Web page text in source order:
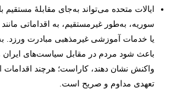
ایالات متحده می‌تواند به‌جای مقابلۀ مستقیم
سوریه، به‌طور غیرمستقیم، به اقداماتی
یا خدمات آموزشی غیرمذهبی مبادرت ورزد.
باعث شود مردم در مقابل سیاست‌های ایران
واکنش نشان دهند، کاراست؛ هرچند اقدامات
تعهدی مداوم و صریح است.